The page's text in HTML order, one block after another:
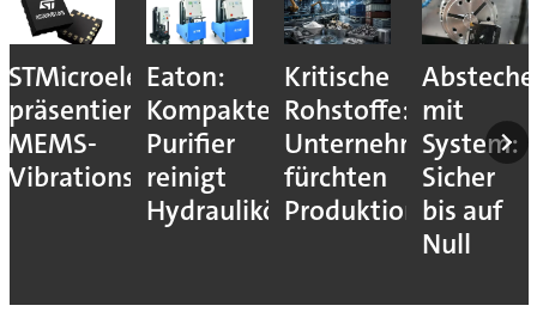
STMicroelectronics
präsentiert
MEMS-
Vibrationssensor
Eaton:
Kompakter
Purifier
reinigt
Hydrauliköle
Kritische
Rohstoffe:
Unternehmen
fürchten
Produktionsstopps
mit
System:
Sicher
bis auf
Null